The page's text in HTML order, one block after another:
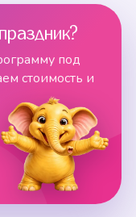
под
стоимость и